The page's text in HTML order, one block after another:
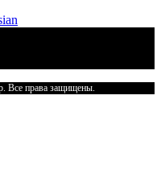
Все права защищены.